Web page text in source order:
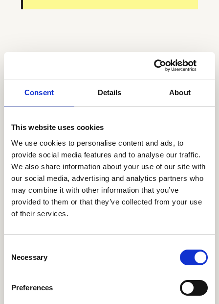
Consent Details About
This website uses cookies
We use cookies to personalise content and ads, to
provide social media features and to analyse our traffic.
We also share information about your use of our site with
our social media, advertising and analytics partners who
may combine it with other information that you’ve
provided to them or that they’ve collected from your use
of their services.
Selection
Necessary
Preferences
Klaar om een ongekend
experience te creëren?
Plan een demo
Meer verhalen